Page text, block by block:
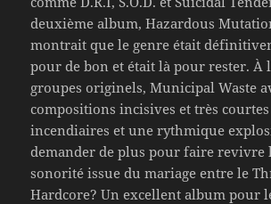
deuxième album, Hazardous
montrait que le genre était
pour de bon et était là pour rester. À
groupes originels, Municipal Waste
compositions incisives et très
incendiaires et une rythmique
demander de plus pour faire revivre
sonorité issue du mariage entre le
Hardcore? Un excellent album pour